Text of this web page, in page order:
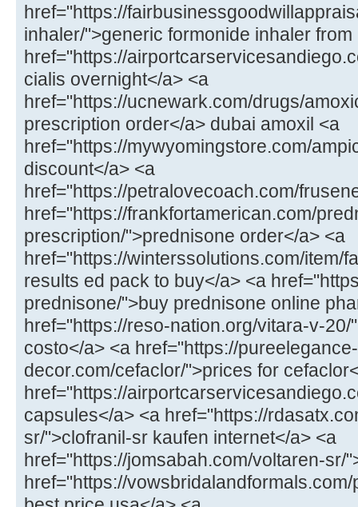
href="https://
inhaler/">generic formonide inhaler from
href="https://
cialis overnight</a> <a
href="https://ucnewark.com/drugs/
prescription order</a> dubai amoxil <a
href="https://mywyomingstore.com/
discount</a> <a
href="https://petralovecoach.com/
href="https://frankfortamerican.com/
prescription/">prednisone order</a> <a
href="https://winterssolutions.com/item/
results ed pack to buy</a> <a
prednisone/">buy prednisone online
href="https://reso-nation.org/vitara-v-
costo</a> <a href="https://pureelegance-
decor.com/cefaclor/">prices for
href="https://
capsules</a> <a href="https://
sr/">clofranil-sr kaufen internet</a> <a
href="https://jomsabah.com/voltaren-sr/
href="https://